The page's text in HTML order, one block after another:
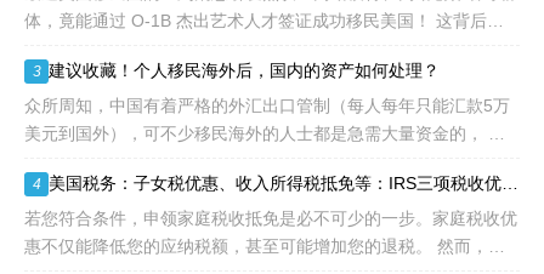
体，竟能通过 O-1B 杰出艺术人才签证成功移民美国！ 这背后不
构
3 建议收藏！个人移民海外后，国内的资产如何处理？
众所周知，中国有着严格的外汇出口管制（每人每年只能汇款5万
美元到国外），可不少移民海外的人士都是急需大量资金的， 包
随着近年来国
4
美国税务：子女税优惠、收入所得税抵免等：IRS三项税收优惠即将提高额度
若您符合条件，申领家庭税收抵免是必不可少的一步。家庭税收优
惠不仅能降低您的应纳税额，甚至可能增加您的退税。 然而，您